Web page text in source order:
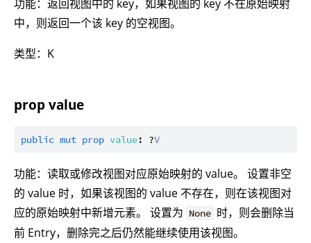
功能：返回视图中的 key，如果视图的 key 不在原始映射
中，则返回一个该 key 的空视图。
类型：K
prop value
public mut prop value: ?V
功能：读取或修改视图对应原始映射的 value。 设置非空
的 value 时，如果该视图的 value 不存在，则在该视图对
应的原始映射中新增元素。 设置为 None 时，则会删除当
前 Entry，删除完之后仍然能继续使用该视图。